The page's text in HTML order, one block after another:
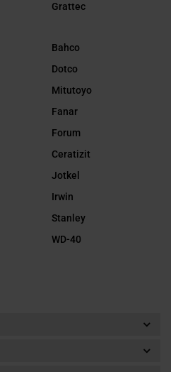
Grattec
Bahco
Dotco
Mitutoyo
Fanar
Forum
Ceratizit
Jotkel
Irwin
Stanley
WD-40